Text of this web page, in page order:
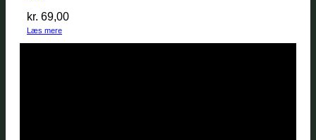
kr. 69,00
Læs mere